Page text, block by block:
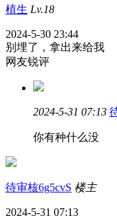
植生 Lv.18
2024-5-30 23:44
别埋了，拿出来给我
网友锐评
2024-5-31 07:13
你有种什么没
待审核6g5cvS 楼主
2024-5-31 07:13